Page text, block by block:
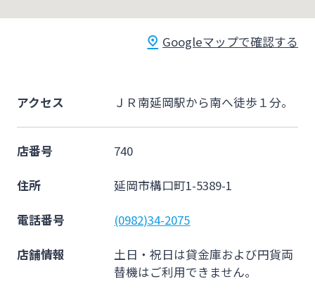
宮崎銀行について
ニュースリリース一覧
お問い合わせ先一覧
Googleマップで確認する
アクセス ＪＲ南延岡駅から南へ徒歩１分。
店番号 740
住所 延岡市構口町1-5389-1
電話番号 (0982)34-2075
店舗情報
土日・祝日は貸金庫および円貨両
替機はご利用できません。